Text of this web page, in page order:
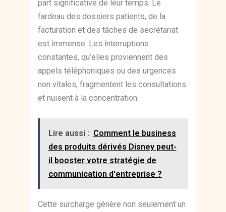
part significative de leur temps. Le
fardeau des dossiers patients, de la
facturation et des tâches de secrétariat
est immense. Les interruptions
constantes, qu’elles proviennent des
appels téléphoniques ou des urgences
non vitales, fragmentent les consultations
et nuisent à la concentration.
Lire aussi : Comment le business
des produits dérivés Disney peut-
il booster votre stratégie de
communication d'entreprise ?
Cette surcharge génère non seulement un